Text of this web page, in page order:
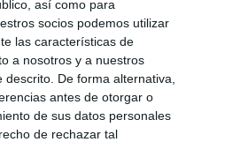
así como para
socios podemos utilizar
las características de
a nosotros y a nuestros
De forma alternativa,
antes de otorgar o
de sus datos personales
de rechazar tal